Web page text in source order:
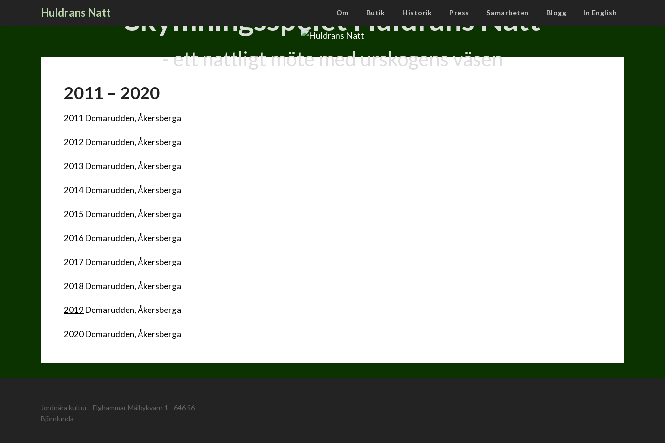
Huldrans Natt Om Butik Historik Press Samarbeten Blogg In English
Skymningsspelet Huldrans Natt
- ett nattligt möte med urskogens väsen
2011 – 2020
2011 Domarudden, Åkersberga
2012 Domarudden, Åkersberga
2013 Domarudden, Åkersberga
2014Domarudden, Åkersberga
2015 Domarudden, Åkersberga
2016 Domarudden, Åkersberga
2017 Domarudden, Åkersberga
2018 Domarudden, Åkersberga
2019 Domarudden, Åkersberga
2020Domarudden, Åkersberga
Jordnära kultur - Elghammar Mälbykvarn 1 - 646 96
Björnlunda